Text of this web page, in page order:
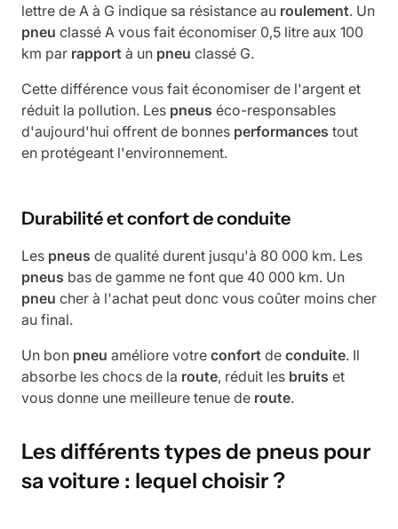
lettre de A à G indique sa résistance au roulement. Un
pneu classé A vous fait économiser 0,5 litre aux 100
km par rapport à un pneu classé G.
Cette différence vous fait économiser de l'argent et
réduit la pollution. Les pneus éco-responsables
d'aujourd'hui offrent de bonnes performances tout
en protégeant l'environnement.
Durabilité et confort de conduite
Les pneus de qualité durent jusqu'à 80 000 km. Les
pneus bas de gamme ne font que 40 000 km. Un
pneu cher à l'achat peut donc vous coûter moins cher
au final.
Un bon pneu améliore votre confort de conduite. Il
absorbe les chocs de la route, réduit les bruits et
vous donne une meilleure tenue de route.
Les différents types de pneus pour
sa voiture : lequel choisir ?